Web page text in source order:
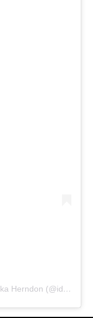
Post udostępniony przez Ida Nowakowska Herndon (@idavictoria)